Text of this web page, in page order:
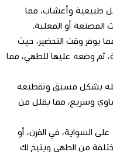
طبيعية وأعشاب، مما
المصنعة أو المعلبة.
يوفر وقت التحضير، حيث
ثم وضعه عليها للطهي، مما
بشكل مسبق وتقطيعه
وسريع، مما يقلل من
الشواية، في الفرن، أو
من الطهي ويتيح لك